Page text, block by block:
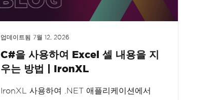
업데이트됨 7월 12, 2026
C#을 사용하여 Excel 셀 내용을 지
우는 방법 | IronXL
IronXL 사용하여 .NET 애플리케이션에서